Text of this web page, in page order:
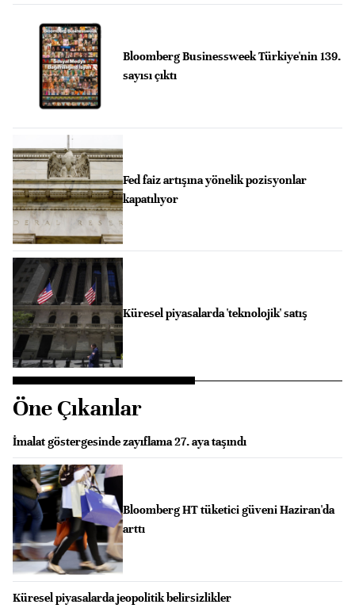
Bloomberg Businessweek Türkiye'nin 139.
sayısı çıktı
Fed faiz artışına yönelik pozisyonlar
kapatılıyor
Küresel piyasalarda 'teknolojik' satış
Öne Çıkanlar
İmalat göstergesinde zayıflama 27. aya taşındı
Bloomberg HT tüketici güveni Haziran'da
arttı
Küresel piyasalarda jeopolitik belirsizlikler